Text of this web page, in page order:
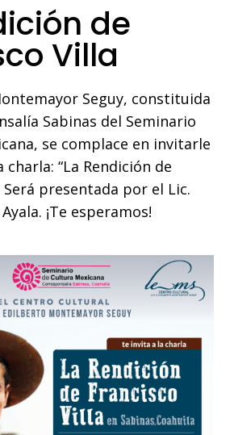
de
Villa
Seguy, constituida
Sabinas del Seminario
se complace en invitarle
“La Rendición de
Será presentada por el Lic.
¡Te esperamos!